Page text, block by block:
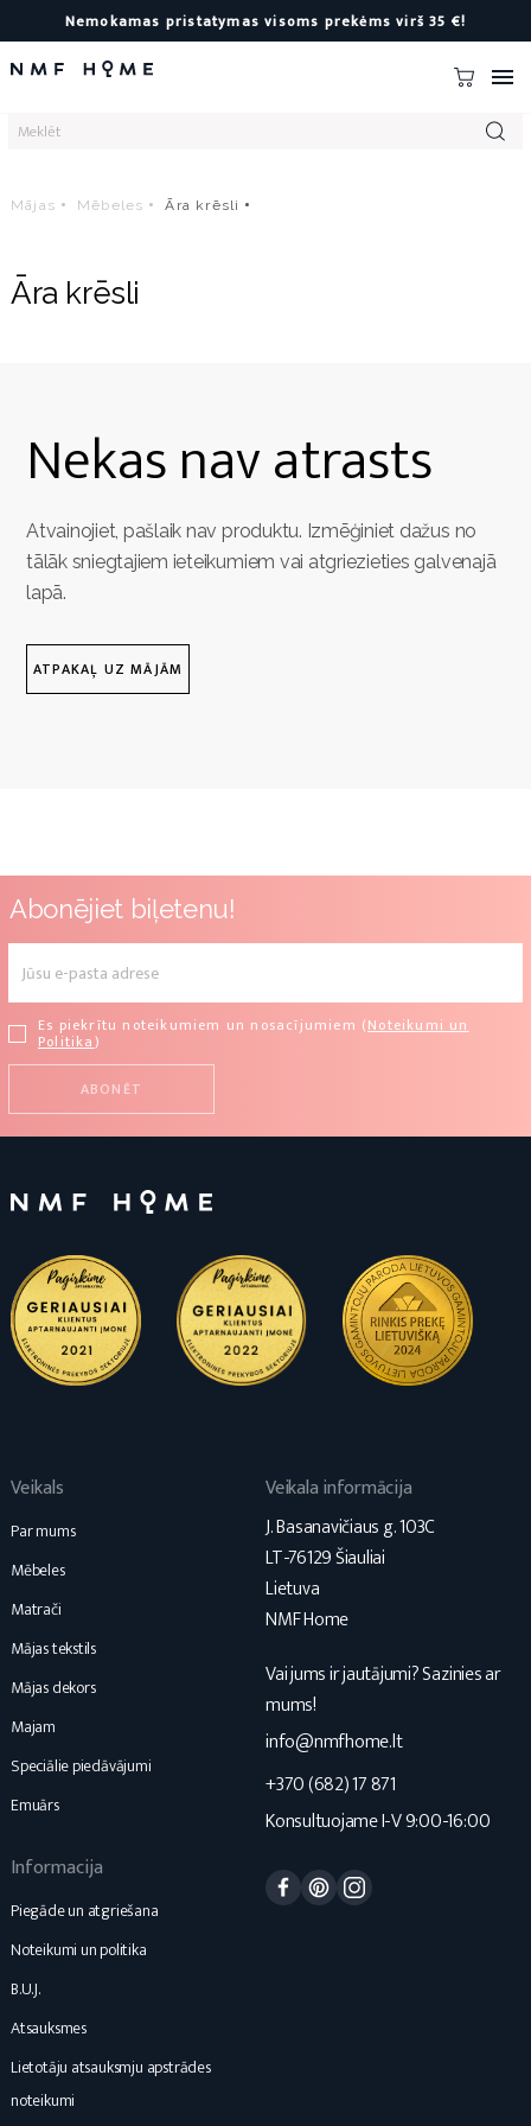
Nemokamas pristatymas visoms prekėms virš 35 €!

Mājas Mēbeles Āra krēsli
Āra krēsli
Nekas nav atrasts
Atvainojiet, pašlaik nav produktu. Izmēģiniet dažus no
tālāk sniegtajiem ieteikumiem vai atgriezieties galvenajā
lapā.
ATPAKAĻ UZ MĀJĀM
Abonējiet biļetenu!
Es piekrītu noteikumiem un nosacījumiem (Noteikumi un
Politika)
Veikals
Par mums
Mēbeles
Matrači
Mājas tekstils
Mājas dekors
Majam
Speciālie piedāvājumi
Emuārs
Informacija
Piegāde un atgriešana
Noteikumi un politika
B.U.J.
Atsauksmes
Lietotāju atsauksmju apstrādes
noteikumi
Veikala informācija
J. Basanavičiaus g. 103C
LT-76129 Šiauliai
Lietuva
NMF Home
Vai jums ir jautājumi? Sazinies ar
mums!
info@nmfhome.lt
+370 (682) 17 871
Konsultuojame I-V 9:00-16:00
Facebook
Pinterest